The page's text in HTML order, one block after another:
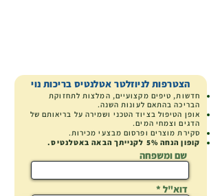
הצטרפות לניוזלטר אטלנטיס בריכות נוי
חדשות, טיפים מקצועיים, המלצות לתחזוקת
הבריכה בהתאם לעונות השנה.
אופן הטיפול בציוד הטכני ושמירה על בריאותם של
הדגים וצמחי המים.
סקירת מוצרים ופרסום מבצעי מכירות.
קופון הנחה5% לקנייתך הבאה באטלנטיס.
שם ומשפחה
דוא"ל